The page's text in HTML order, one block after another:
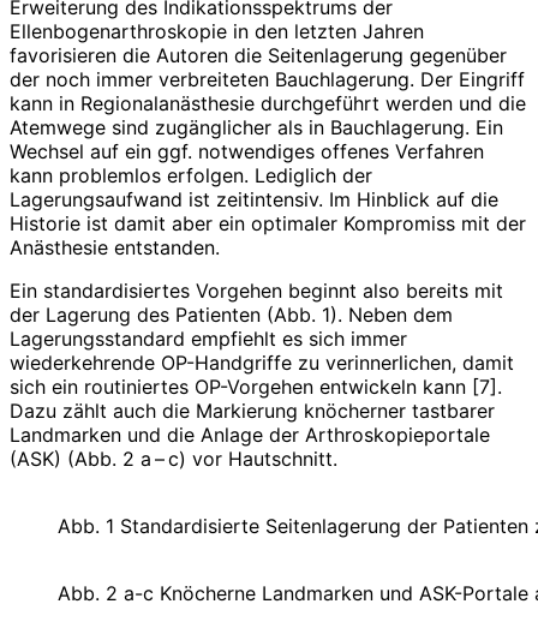
Erweiterung des Indikationsspektrums der
Ellenbogenarthroskopie in den letzten Jahren
favorisieren die Autoren die Seitenlagerung gegenüber
der noch immer verbreiteten Bauchlagerung. Der Eingriff
kann in Regionalanästhesie durchgeführt werden und die
Atemwege sind zugänglicher als in Bauchlagerung. Ein
Wechsel auf ein ggf. notwendiges offenes Verfahren
kann problemlos erfolgen. Lediglich der
Lagerungsaufwand ist zeitintensiv. Im Hinblick auf die
Historie ist damit aber ein optimaler Kompromiss mit der
Anästhesie entstanden.
Ein standardisiertes Vorgehen beginnt also bereits mit
der Lagerung des Patienten (Abb. 1). Neben dem
Lagerungsstandard empfiehlt es sich immer
wiederkehrende OP-Handgriffe zu verinnerlichen, damit
sich ein routiniertes OP-Vorgehen entwickeln kann [7].
Dazu zählt auch die Markierung knöcherner tastbarer
Landmarken und die Anlage der Arthroskopieportale
(ASK) (Abb. 2 a – c) vor Hautschnitt.
Abb. 1 Standardisierte Seitenlagerung der
Abb. 2 a-c Knöcherne Landmarken und ASK-Portale